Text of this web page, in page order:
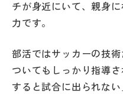
チが身近にいて、親身
力です。
部活ではサッカーの技
ついてもしっかり指導
すると試合に出られな